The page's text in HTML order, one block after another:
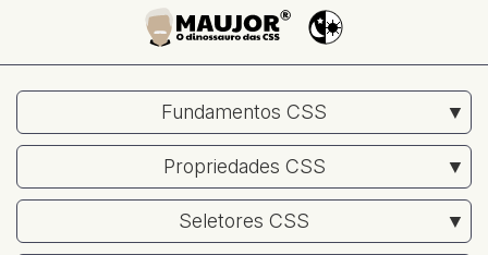
Fundamentos CSS
Propriedades CSS
Seletores CSS